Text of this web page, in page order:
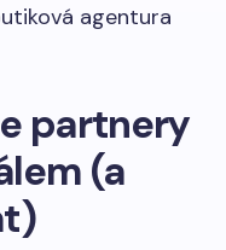
agentura
partnery
(a